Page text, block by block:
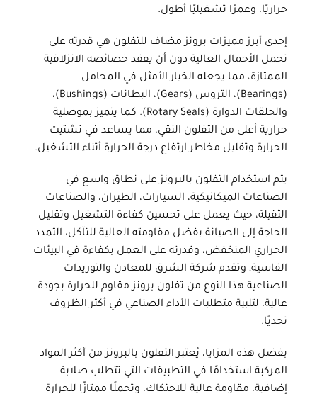
حراريًا، وعمرًا تشغيليًا أطول.
إحدى أبرز مميزات برونز مضاف للتفلون هي قدرته على
تحمل الأحمال العالية دون أن يفقد خصائصه الانزلاقية
الممتازة، مما يجعله الخيار الأمثل في المحامل
(Bearings)، التروس (Gears)، البطانات (Bushings)،
والحلقات الدوارة (Rotary Seals). كما يتميز بموصلية
حرارية أعلى من التفلون النقي، مما يساعد في تشتيت
الحرارة وتقليل مخاطر ارتفاع درجة الحرارة أثناء التشغيل.
يتم استخدام التفلون بالبرونزعلى نطاق واسع في
الصناعات الميكانيكية، السيارات، الطيران، والصناعات
الثقيلة، حيث يعمل على تحسين كفاءة التشغيل وتقليل
الحاجة إلى الصيانة بفضل مقاومته العالية للتآكل، التمدد
الحراري المنخفض، وقدرته على العمل بكفاءة في البيئات
القاسية, وتقدم شركة الشرق للمعادن والتوريدات
الصناعية هذا النوع من تفلون برونز مقاوم للحرارة بجودة
عالية، لتلبية متطلبات الأداء الصناعي في أكثر الظروف
تحديًا.
بفضل هذه المزايا، يُعتبر التفلون بالبرونز من أكثر المواد
المركبة استخدامًا في التطبيقات التي تتطلب صلابة
إضافية، مقاومة عالية للاحتكاك، وتحملًا ممتازًا للحرارة